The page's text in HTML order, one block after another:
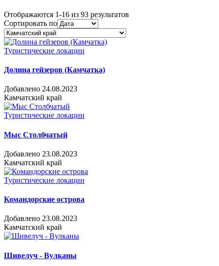
Отображаются 1-16 из 93 результатов
Сортировать по
Туристические локации
Долина гейзеров (Камчатка)
Добавлено 24.08.2023
Камчатский край
Туристические локации
Мыс Столбчатый
Добавлено 23.08.2023
Камчатский край
Туристические локации
Командорские острова
Добавлено 23.08.2023
Камчатский край
Шивелуч - Вулканы